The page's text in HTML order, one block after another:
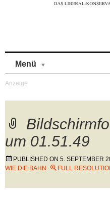
Menü
um 01.51.49
PUBLISHED ON 5. SEPTEMBER
WIE DIE BAHN
FULL